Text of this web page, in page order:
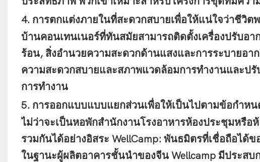
4. การตกแต่งภายในที่สะดวกสบายเพื่อให้แน่ใจว่าชีวิ
บ้านคอนเทนเนอร์ที่ทันสมัยสามารถติดตั้งเครื่องปรับอ
ร้อน, สิ่งอำนวยความสะดวกด้านแสงและการระบายอ
ความสะดวกสบายและสภาพแวดล้อมการทำงานและป
การทำงาน
5. การออกแบบแบบแยกส่วนเพื่อให้เป็นไปตามข้อกำห
ไม่ว่าจะเป็นหอพักสำนักงานโรงอาหารห้องประชุมหรือ
รวมกันได้อย่างอิสระ WellCamp: พันธมิตรที่เชื่อถือไ
ในฐานะผู้ผลิตอาคารชั้นนำของจีน Wellcamp มีประส